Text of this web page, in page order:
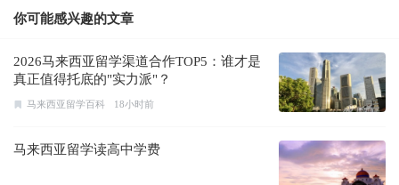
你可能感兴趣的文章
2026马来西亚留学渠道合作TOP5：谁才是
真正值得托底的"实力派"？
马来西亚留学百科 18小时前
马来西亚留学读高中学费